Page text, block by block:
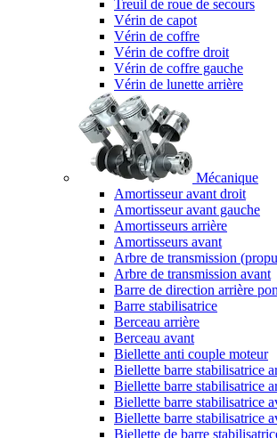
Treuil de roue de secours
Vérin de capot
Vérin de coffre
Vérin de coffre droit
Vérin de coffre gauche
Vérin de lunette arrière
Mécanique
Amortisseur avant droit
Amortisseur avant gauche
Amortisseurs arrière
Amortisseurs avant
Arbre de transmission
Arbre de transmission avant
Barre de direction arrière
Barre stabilisatrice
Berceau arrière
Berceau avant
Biellette anti couple moteur
Biellette barre stabilisatrice
Biellette barre stabilisatrice
Biellette barre stabilisatrice
Biellette barre stabilisatrice
Biellette de barre